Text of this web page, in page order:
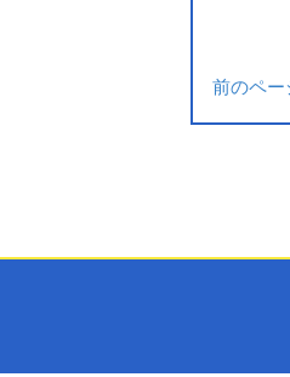
前のペー